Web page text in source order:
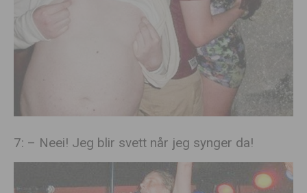
7: – Neei! Jeg blir svett når jeg synger da!